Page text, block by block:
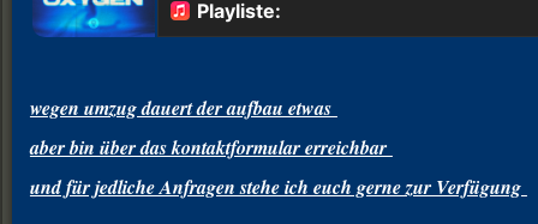
wegen umzug dauert der aufbau etwas
aber bin über das kontaktformular erreichbar
und für jedliche Anfragen stehe ich euch gerne zur Verfügung